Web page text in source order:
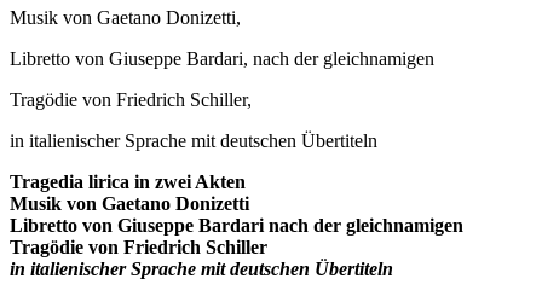
Musik von Gaetano Donizetti,
Libretto von Giuseppe Bardari, nach der gleichnamigen
Tragödie von Friedrich Schiller,
in italienischer Sprache mit deutschen Übertiteln
Tragedia lirica in zwei Akten
Musik von Gaetano Donizetti
Libretto von Giuseppe Bardari nach der gleichnamigen
Tragödie von Friedrich Schiller
in italienischer Sprache mit deutschen Übertiteln